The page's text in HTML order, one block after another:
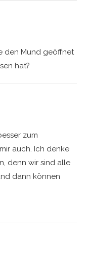
den Mund geöffnet
hat?
zum
auch. Ich denke
denn wir sind alle
dann können